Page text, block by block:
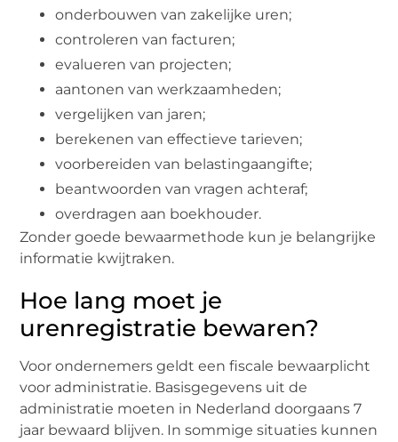
onderbouwen van zakelijke uren;
controleren van facturen;
evalueren van projecten;
aantonen van werkzaamheden;
vergelijken van jaren;
berekenen van effectieve tarieven;
voorbereiden van belastingaangifte;
beantwoorden van vragen achteraf;
overdragen aan boekhouder.
Zonder goede bewaarmethode kun je belangrijke
informatie kwijtraken.
Hoe lang moet je
urenregistratie bewaren?
Voor ondernemers geldt een fiscale bewaarplicht
voor administratie. Basisgegevens uit de
administratie moeten in Nederland doorgaans 7
jaar bewaard blijven. In sommige situaties kunnen